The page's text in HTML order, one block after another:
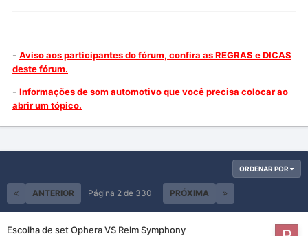
- Aviso aos participantes do fórum, confira as REGRAS e DICAS
deste fórum.
- Informações de som automotivo que você precisa colocar ao
abrir um tópico.
ORDENAR POR
ANTERIOR PRÓXIMA
Página 2 de 330
Escolha de set Ophera VS Relm Symphony